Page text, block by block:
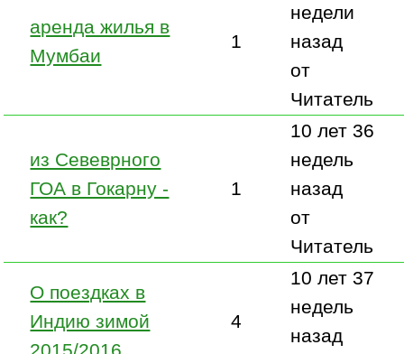
аренда жилья в
Мумбаи
1
недели
назад
от
Читатель
из Севеврного
ГОА в Гокарну -
как?
1
10 лет 36
недель
назад
от
Читатель
О поездках в
Индию зимой
4
10 лет 37
недель
назад